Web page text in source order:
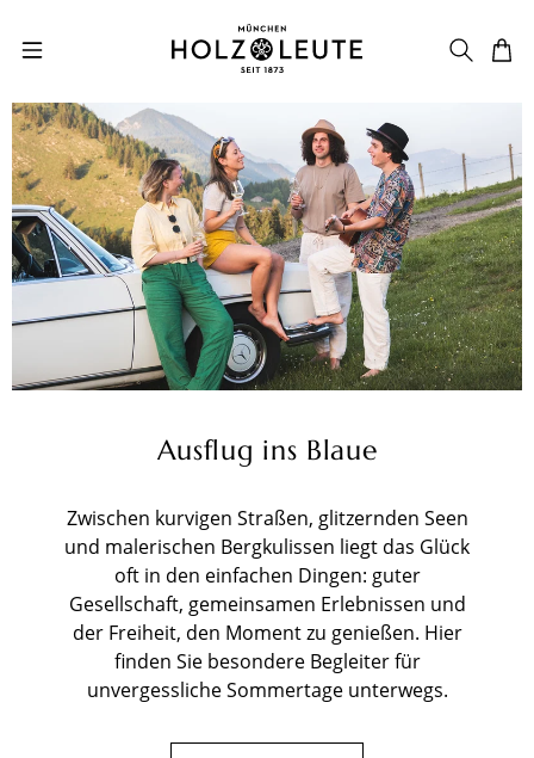
Zum Hauptinhalt springen
Ausflug ins Blaue
Zwischen kurvigen Straßen, glitzernden Seen
und malerischen Bergkulissen liegt das Glück
oft in den einfachen Dingen: guter
Gesellschaft, gemeinsamen Erlebnissen und
der Freiheit, den Moment zu genießen. Hier
finden Sie besondere Begleiter für
unvergessliche Sommertage unterwegs.